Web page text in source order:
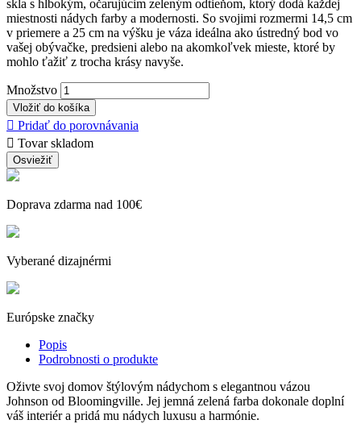
skla s hlbokým, očarujúcim zeleným odtieňom, ktorý dodá každej
miestnosti nádych farby a modernosti. So svojimi rozmermi 14,5 cm
v priemere a 25 cm na výšku je váza ideálna ako ústredný bod vo
vašej obývačke, predsieni alebo na akomkoľvek mieste, ktoré by
mohlo ťažiť z trocha krásy navyše.
Množstvo
Vložiť do košíka
 Pridať do porovnávania
 Tovar skladom
Doprava zdarma nad 100€
Vyberané dizajnérmi
Európske značky
Popis
Podrobnosti o produkte
Oživte svoj domov štýlovým nádychom s elegantnou vázou
Johnson od Bloomingville. Jej jemná zelená farba dokonale doplní
váš interiér a pridá mu nádych luxusu a harmónie.